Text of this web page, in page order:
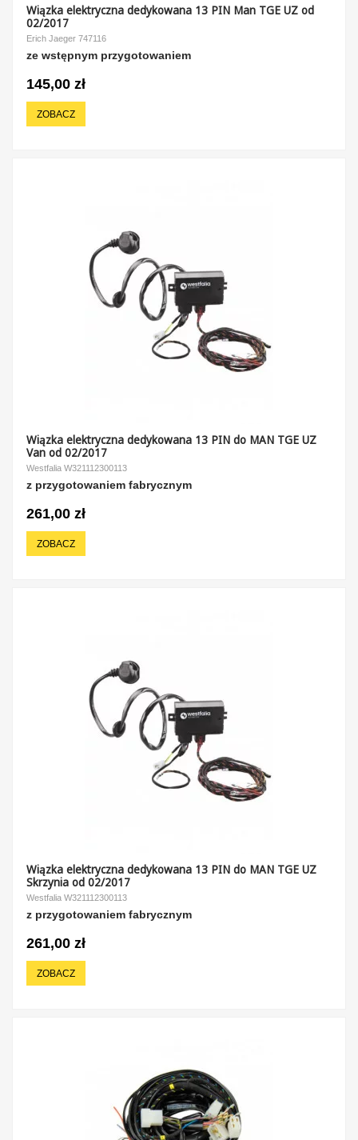
Wiązka elektryczna dedykowana 13 PIN Man TGE UZ od
02/2017
Erich Jaeger 747116
ze wstępnym przygotowaniem
145,00 zł
ZOBACZ
Wiązka elektryczna dedykowana 13 PIN do MAN TGE UZ
Van od 02/2017
Westfalia W321112300113
z przygotowaniem fabrycznym
261,00 zł
ZOBACZ
Wiązka elektryczna dedykowana 13 PIN do MAN TGE UZ
Skrzynia od 02/2017
Westfalia W321112300113
z przygotowaniem fabrycznym
261,00 zł
ZOBACZ